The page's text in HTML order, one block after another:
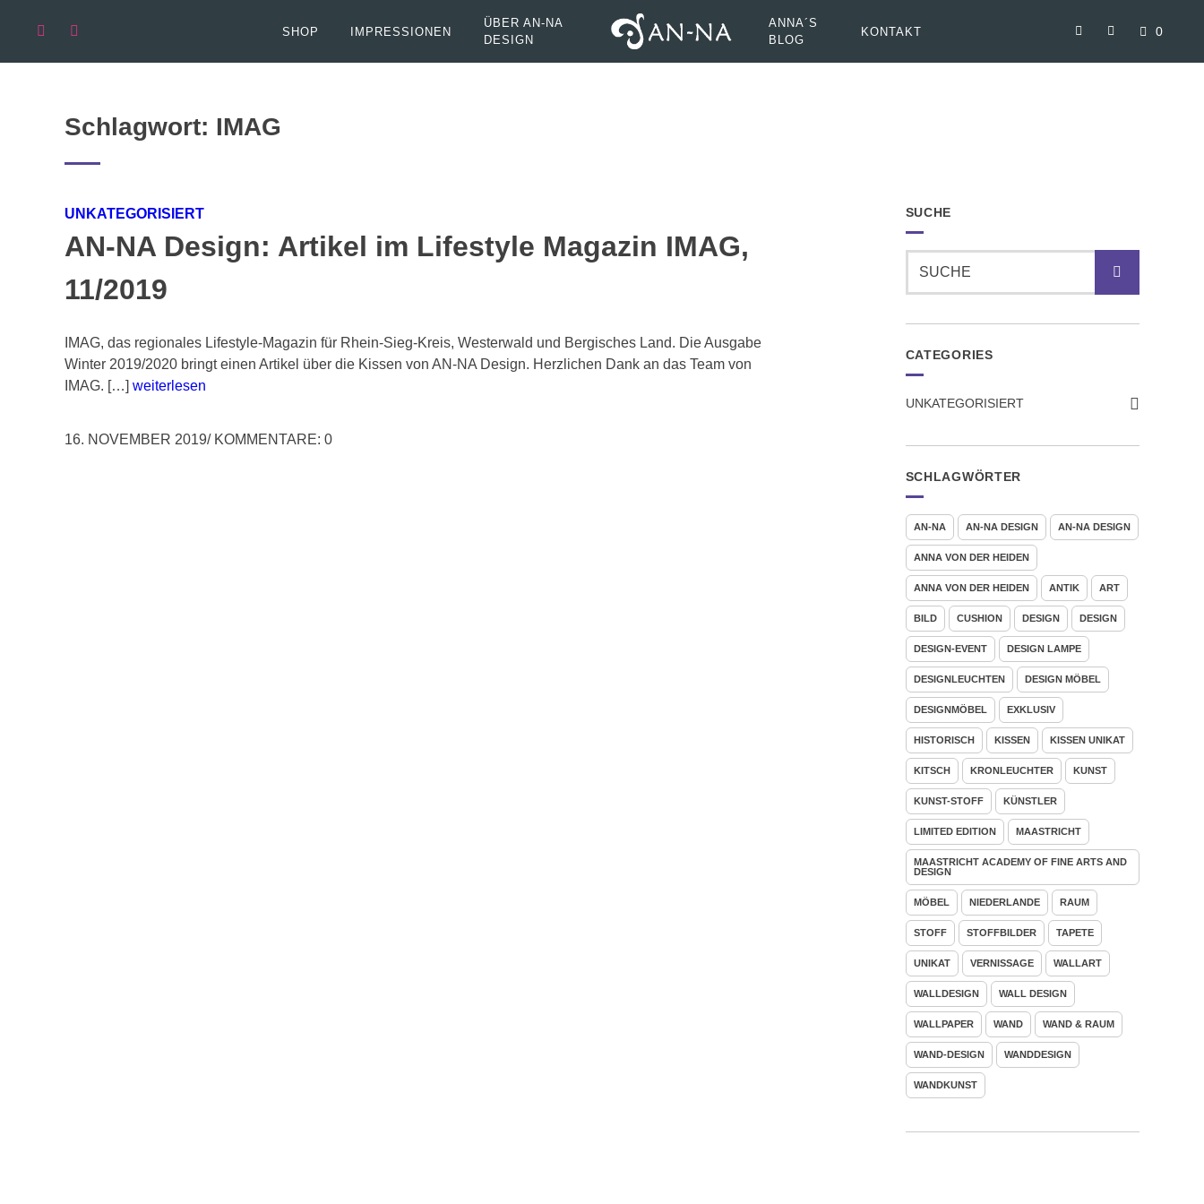
SHOP IMPRESSIONEN
ÜBER AN-NA
DESIGN
ANNA´S
BLOG
KONTAKT 0
Schlagwort: IMAG
SUCHE
CATEGORIES
UNKATEGORISIERT
SCHLAGWÖRTER
AN-NA AN-NA DESIGN AN-NA DESIGN
ANNA VON DER HEIDEN
ANNA VON DER HEIDEN ANTIK ART
BILD CUSHION DESIGN DESIGN
DESIGN-EVENT DESIGN LAMPE
DESIGNLEUCHTEN DESIGN MÖBEL
DESIGNMÖBEL EXKLUSIV
HISTORISCH KISSEN KISSEN UNIKAT
KITSCH KRONLEUCHTER KUNST
KUNST-STOFF KÜNSTLER
LIMITED EDITION MAASTRICHT
MAASTRICHT ACADEMY OF FINE ARTS AND
DESIGN
MÖBEL NIEDERLANDE RAUM
STOFF STOFFBILDER TAPETE
UNIKAT VERNISSAGE WALLART
WALLDESIGN WALL DESIGN
WALLPAPER WAND WAND & RAUM
WAND-DESIGN WANDDESIGN
WANDKUNST
UNKATEGORISIERT
AN-NA Design: Artikel im Lifestyle Magazin IMAG,
11/2019
IMAG, das regionales Lifestyle-Magazin für Rhein-Sieg-Kreis, Westerwald und Bergisches Land. Die Ausgabe
Winter 2019/2020 bringt einen Artikel über die Kissen von AN-NA Design. Herzlichen Dank an das Team von
IMAG. […] weiterlesen
16. NOVEMBER 2019/KOMMENTARE: 0